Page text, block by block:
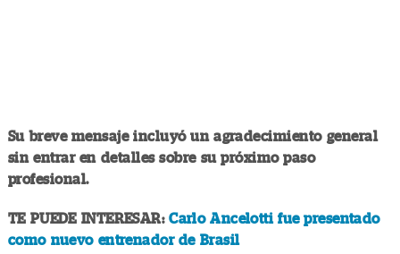
Su breve mensaje incluyó un agradecimiento general
sin entrar en detalles sobre su próximo paso
profesional.
TE PUEDE INTERESAR:Carlo Ancelotti fue presentado
como nuevo entrenador de Brasil